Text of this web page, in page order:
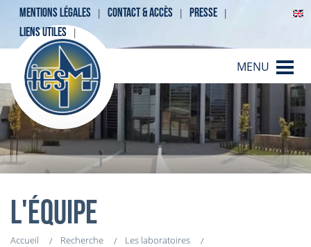
MENTIONS LÉGALES CONTACT & ACCÈS
PRESSE
LIENS UTILES
MENU
L'ÉQUIPE
Accueil Recherche
Les laboratoires